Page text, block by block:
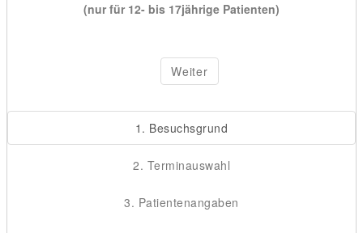
(nur für 12- bis 17jährige Patienten)
Weiter
1. Besuchsgrund
2. Terminauswahl
3. Patientenangaben